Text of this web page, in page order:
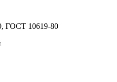
ГОСТ 10619-80